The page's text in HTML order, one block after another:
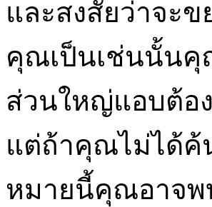
และสงสัยว่าจะ
คุณเป็นเช่นนั้นคุ
ส่วนใหญ่แอบต้อ
แต่ถ้าคุณไม่ได้ค้
หมายนี้คุณอาจพ